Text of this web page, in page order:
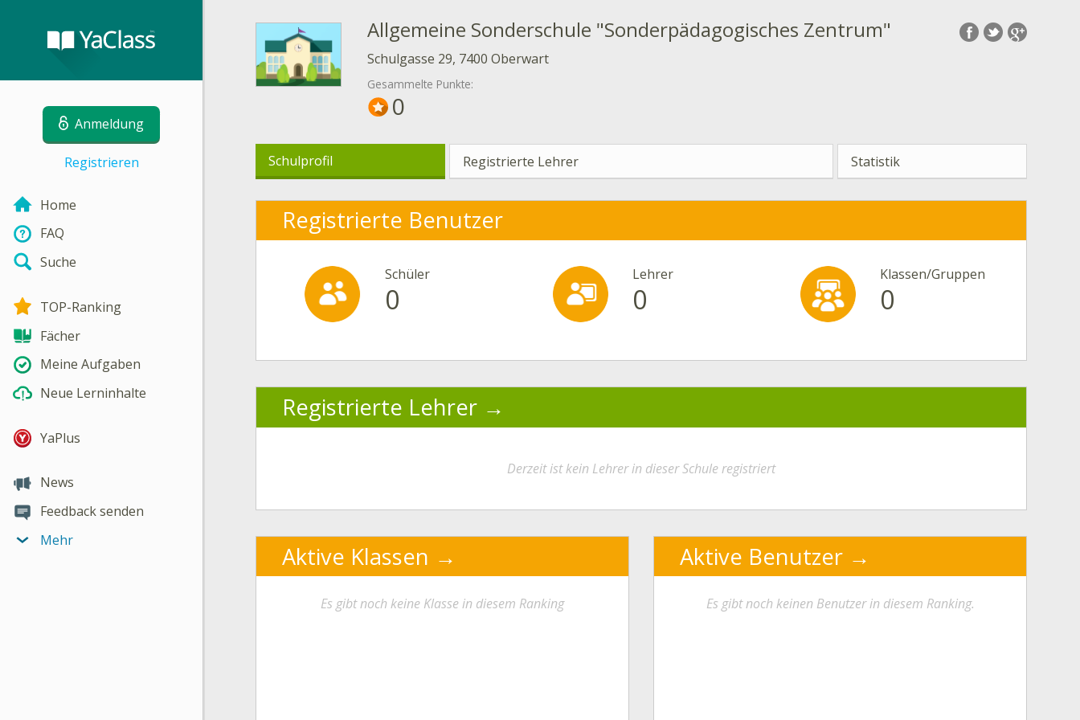
Anmeldung
Registrieren
Home
FAQ
Suche
TOP-Ranking
Fächer
Meine Aufgaben
Neue Lerninhalte
YaPlus
News
Feedback senden
Mehr
Allgemeine Sonderschule "Sonderpädagogisches Zentrum"
Schulgasse 29, 7400 Oberwart
Gesammelte Punkte:
0
Schulprofil Registrierte Lehrer Statistik
Registrierte Benutzer
Schüler
0
Lehrer
0
Klassen/Gruppen
0
Registrierte Lehrer
Derzeit ist kein Lehrer in dieser Schule registriert
Aktive Klassen
Es gibt noch keine Klasse in diesem Ranking
Aktive Benutzer
Es gibt noch keinen Benutzer in diesem Ranking.